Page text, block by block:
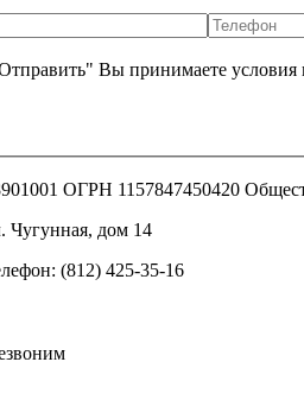
Вы принимаете
ОГРН 1157847450420
Чугунная, дом 14
(812) 425-35-16